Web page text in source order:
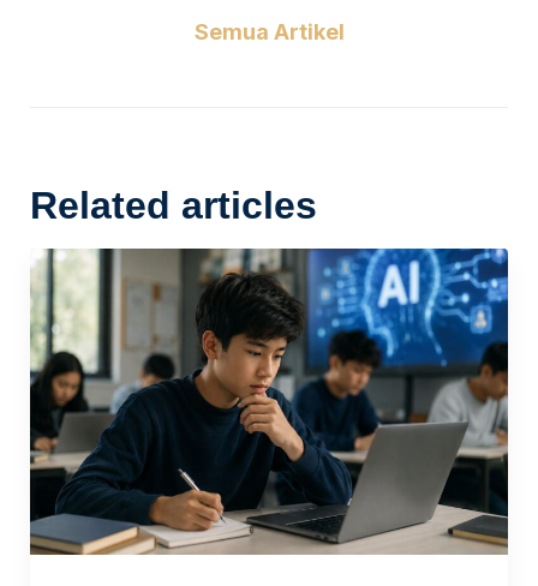
Semua Artikel
Related articles